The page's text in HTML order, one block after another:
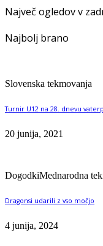
Največ ogledov v
Najbolj brano
Slovenska tekmovanja
Turnir U12 na 28. dnevu
20 junija, 2021
DogodkiMednarodna
Dragonsi udarili z vso močjo
4 junija, 2024